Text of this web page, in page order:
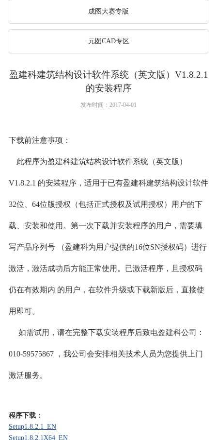
成图大赛专版
元图CAD专区
盈建科建筑结构设计软件系统（英文版）V1.8.2.1
的安装程序
发布时间：2017-04-01
下载前注意事项：
此程序为盈建科建筑结构设计软件系统（英文版）
V1.8.2.1 的安装程序，适用于已有盈建科建筑结构设计软件
32位、64位版授权（包括正式授权及试用授权）用户的下
载、安装和使用。第一次下载并安装程序的用户，需要填
写产品序列号 （盈建科为用户提供的16位SN授权码）进行
激活，激活成功后方能正常使用。已激活程序，且授权码
仍在有效期内 的用户，在软件升级或下载新版后，直接使
用即可。
如需试用，请在完整下载安装程序后致电盈建科公司：
010-59575867 ，我公司会安排相关技术人员为您提供上门
激活服务。
程序下载：
Setup1.8.2.1_EN
Setup1.8.2.1X64_EN